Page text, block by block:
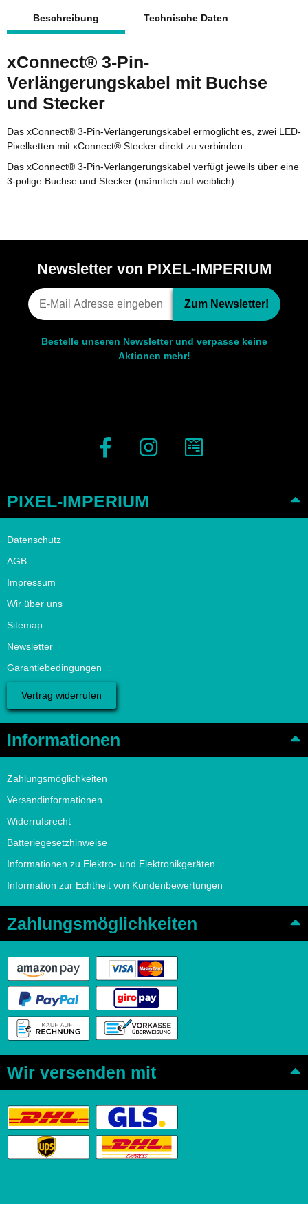
Beschreibung
Technische Daten
xConnect® 3-Pin-
Verlängerungskabel mit Buchse
und Stecker
Das xConnect® 3-Pin-Verlängerungskabel ermöglicht es, zwei LED-
Pixelketten mit xConnect® Stecker direkt zu verbinden.
Das xConnect® 3-Pin-Verlängerungskabel verfügt jeweils über eine
3-polige Buchse und Stecker (männlich auf weiblich).
Newsletter von PIXEL-IMPERIUM
Zum Newsletter!
Bestelle unseren Newsletter und verpasse keine
Aktionen mehr!
PIXEL-IMPERIUM
Datenschutz
AGB
Impressum
Wir über uns
Sitemap
Newsletter
Garantiebedingungen
Vertrag widerrufen
Informationen
Zahlungsmöglichkeiten
Versandinformationen
Widerrufsrecht
Batteriegesetzhinweise
Informationen zu Elektro- und Elektronikgeräten
Information zur Echtheit von Kundenbewertungen
Zahlungsmöglichkeiten
Wir versenden mit